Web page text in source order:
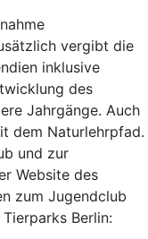
vergibt die
inklusive
des
Jahrgänge. Auch
dem Naturlehrpfad.
und zur
Website des
zum Jugendclub
Berlin: